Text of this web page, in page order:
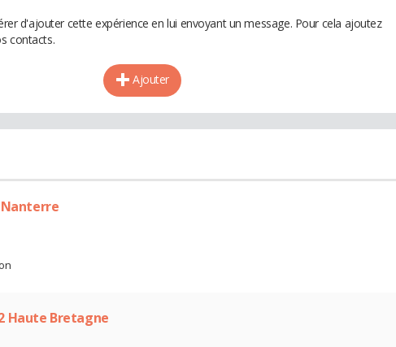
d'ajouter cette expérience en lui envoyant un message. Pour cela ajoutez
contacts.
Ajouter
Nanterre
Haute Bretagne